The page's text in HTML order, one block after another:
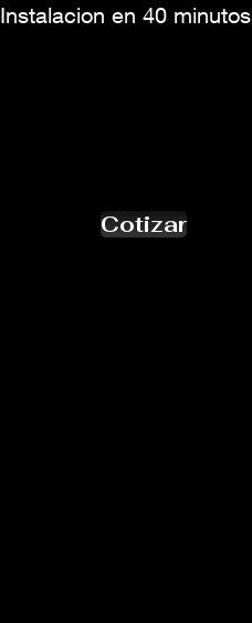
Instalacion en 40 minutos
Cotizar